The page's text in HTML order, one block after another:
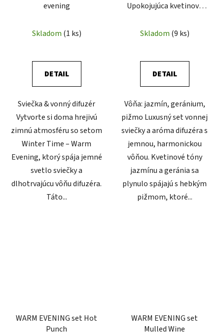
evening
Skladom (1 ks)
DETAIL
Sviečka & vonný difuzér
Vytvorte si doma hrejivú
zimnú atmosféru so setom
Winter Time – Warm
Evening, ktorý spája jemné
svetlo sviečky a
dlhotrvajúcu vôňu difuzéra.
Táto...
Upokojujúca kvetinová
Skladom (9 ks)
DETAIL
Vôňa: jazmín, geránium,
pižmo Luxusný set vonnej
sviečky a aróma difuzéra s
jemnou, harmonickou
vôňou. Kvetinové tóny
jazmínu a geránia sa
plynulo spájajú s hebkým
pižmom, ktoré...
WARM EVENING set Hot
Punch
WARM EVENING set
Mulled Wine